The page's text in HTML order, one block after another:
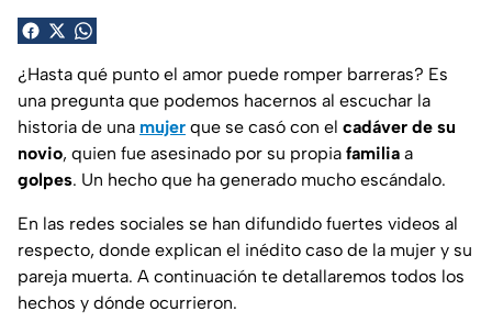
¿Hasta qué punto el amor puede romper barreras? Es
una pregunta que podemos hacernos al escuchar la
historia de una mujer que se casó con el cadáver de su
novio, quien fue asesinado por su propia familia a
golpes. Un hecho que ha generado mucho escándalo.
En las redes sociales se han difundido fuertes videos al
respecto, donde explican el inédito caso de la mujer y su
pareja muerta. A continuación te detallaremos todos los
hechos y dónde ocurrieron.